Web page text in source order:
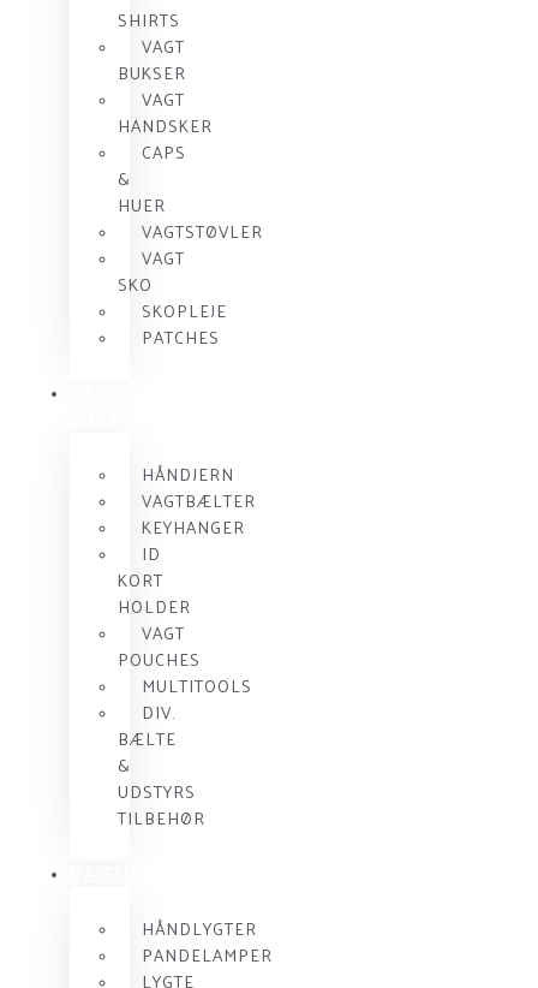
SHIRTS
VAGT
BUKSER
VAGT
HANDSKER
CAPS
&
HUER
VAGTSTØVLER
VAGT
SKO
SKOPLEJE
PATCHES
HÅNDJERN
VAGTBÆLTER
KEYHANGER
ID
KORT
HOLDER
VAGT
POUCHES
MULTITOOLS
DIV.
BÆLTE
&
UDSTYRS
TILBEHØR
HÅNDLYGTER
PANDELAMPER
LYGTE